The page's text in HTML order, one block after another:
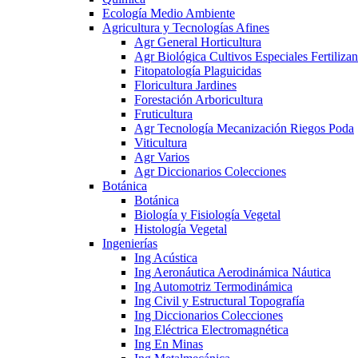
Ecología Medio Ambiente
Agricultura y Tecnologías Afines
Agr General Horticultura
Agr Biológica Cultivos Especiales
Fitopatología Plaguicidas
Floricultura Jardines
Forestación Arboricultura
Fruticultura
Agr Tecnología Mecanización Riegos Poda
Viticultura
Agr Varios
Agr Diccionarios Colecciones
Botánica
Botánica
Biología y Fisiología Vegetal
Histología Vegetal
Ingenierías
Ing Acústica
Ing Aeronáutica Aerodinámica Náutica
Ing Automotriz Termodinámica
Ing Civil y Estructural Topografía
Ing Diccionarios Colecciones
Ing Eléctrica Electromagnética
Ing En Minas